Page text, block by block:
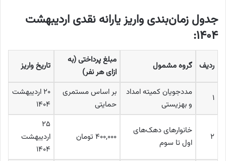
جدول زمان‌بندی واریز یارانه نقدی اردیبهشت
۱۴۰۴:
ردیف گروه مشمول
مبلغ پرداختی (به
ازای هر نفر)
تاریخ واریز
۱
مددجویان کمیته امداد
و بهزیستی
بر اساس مستمری
حمایتی
۲۰ اردیبهشت
۱۴۰۴
۲
خانوارهای دهک‌های
اول تا سوم
۴۰۰,۰۰۰ تومان
۲۵
اردیبهشت
۱۴۰۴